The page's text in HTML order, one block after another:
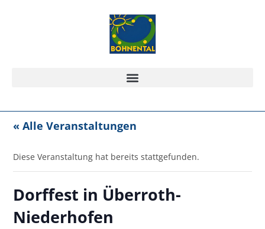
« Alle Veranstaltungen
Diese Veranstaltung hat bereits stattgefunden.
Dorffest in Überroth-
Niederhofen